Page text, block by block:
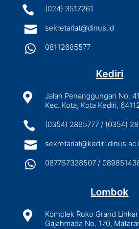
 (024) 3517261
 sekretariat@dinus.id
 08112685577
Kediri

Jalan Penanggungan No.
Kec. Kota, Kota Kediri,
 (0354) 2895777 / (0354)

 087757328507 /
Lombok

Komplek Ruko Grand
Gajahmada No. 170,